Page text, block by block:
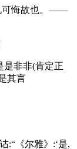
可悔故也。——
是非非(肯定正
其言
:“《尔雅》:‘是,